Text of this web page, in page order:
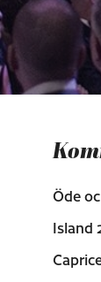
Öde
Island